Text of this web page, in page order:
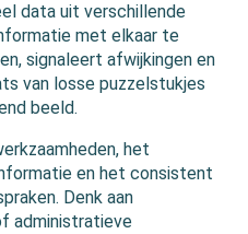
data uit verschillende
met elkaar te
signaleert afwijkingen en
van losse puzzelstukjes
beeld.
het
en het consistent
Denk aan
administratieve